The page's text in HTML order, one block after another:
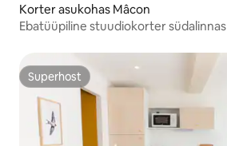
Korter asukohas Mâcon
Ebatüüpiline stuudiokorter südalinnas
Superhost
Superhost